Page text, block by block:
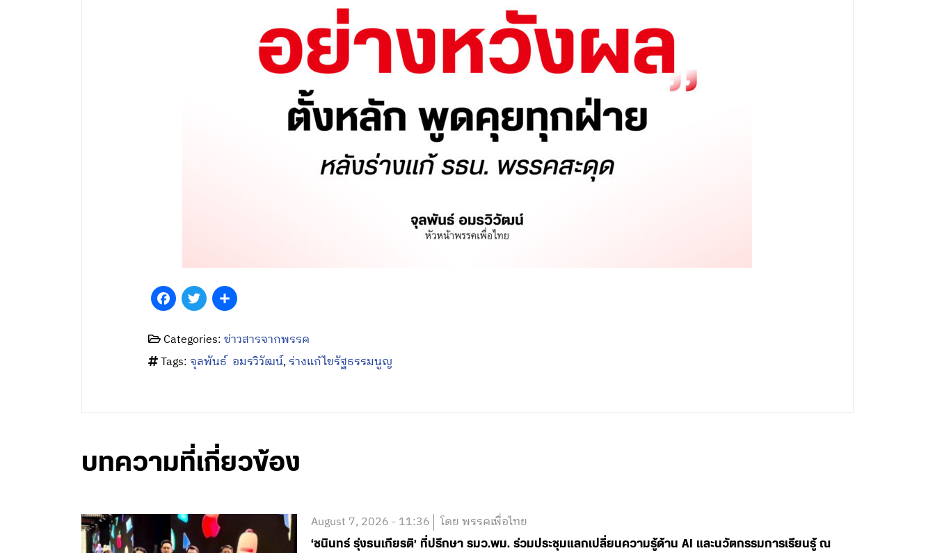
Facebook
TwitterShare
Categories:ข่าวสารจากพรรค
Tags:จุลพันธ์ อมรวิวัฒน์,ร่างแก้ไขรัฐธรรมนูญ
บทความที่เกี่ยวข้อง
August 7, 2026 - 11:36 โดย พรรคเพื่อไทย
‘ชนินทร์ รุ่งธนเกียรติ’ ที่ปรึกษา รมว.พม. ร่วมประชุมแลกเปลี่ยนความรู้ด้าน AI และนวัตกรรมการเรียนรู้ ณ